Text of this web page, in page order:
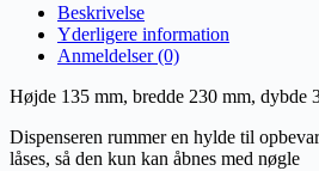
Beskrivelse
Yderligere information
Anmeldelser (0)
Højde 135 mm, bredde 230 mm, dybde
Dispenseren rummer en hylde til
låses, så den kun kan åbnes med nøgle